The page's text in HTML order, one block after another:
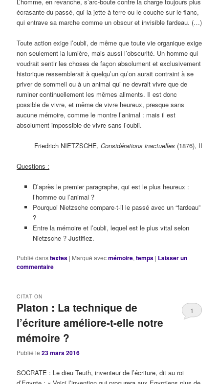
écrasante du passé, qui la jette à terre ou le couche sur le flanc,
qui entrave sa marche comme un obscur et invisible fardeau. (…)
Toute action exige l’oubli, de même que toute vie organique exige
non seulement la lumière, mais aussi l’obscurité. Un homme qui
voudrait sentir les choses de façon absolument et exclusivement
historique ressemblerait à quelqu’un qu’on aurait contraint à se
priver de sommeil ou à un animal qui ne devrait vivre que de
ruminer continuellement les mêmes aliments. Il est donc
possible de vivre, et même de vivre heureux, presque sans
aucune mémoire, comme le montre l’animal : mais il est
absolument impossible de vivre sans l’oubli.
Friedrich NIETZSCHE, Considérations inactuelles (1876), II
Questions :
D’après le premier paragraphe, qui est le plus heureux :
l’homme ou l’animal ?
Pourquoi Nietzsche compare-t-il le passé avec un “fardeau”
?
Entre la mémoire et l’oubli, lequel est le plus vital selon
Nietzsche ? Justifiez.
Publié danstextes | Marqué avecmémoire,temps | Laisser un
commentaire
Platon : La technique de
l’écriture améliore-t-elle notre
mémoire ?
CITATION
Publié le23 mars 2016
1
SOCRATE : Le dieu Teuth, inventeur de l’écriture, dit au roi